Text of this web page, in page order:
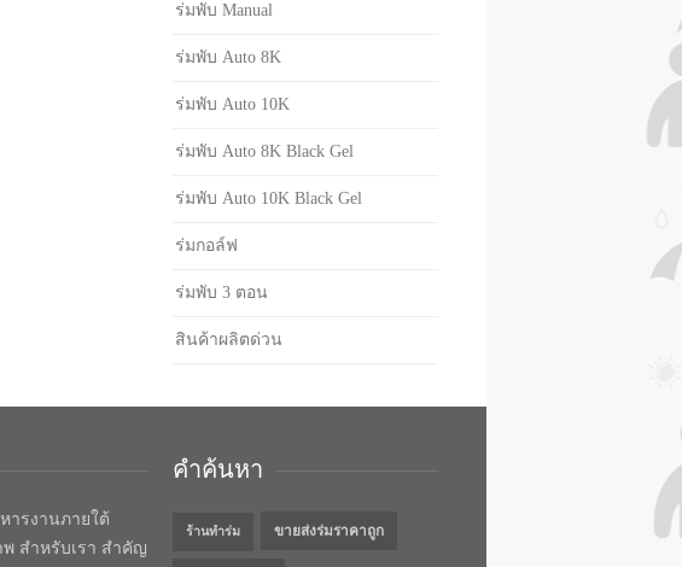
ร่มพับ Manual
ร่มพับ Auto 8K
ร่มพับ Auto 10K
ร่มพับ Auto 8K Black Gel
ร่มพับ Auto 10K Black Gel
ร่มกอล์ฟ
ร่มพับ 3 ตอน
สินค้าผลิตด่วน
ารงานภายใต้
สำหรับเรา สำคัญ
คำค้นหา
ร้านทำร่ม ขายส่งร่มราคาถูก